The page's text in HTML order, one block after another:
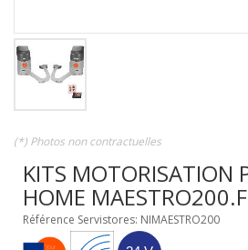
(*) Photos non contractuelles
KITS MOTORISATION
HOME
Référence Servistores: NIMAESTRO200